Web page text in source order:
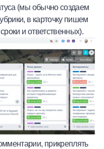
(мы обычно создаем
в карточку пишем
и ответственных).
прикреплять